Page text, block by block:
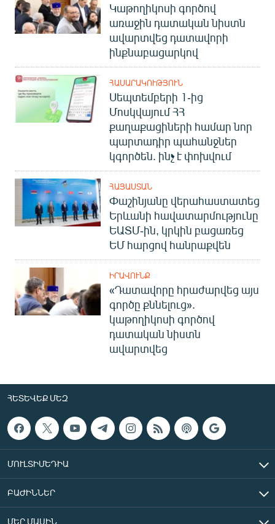
Կաթողիկոսի գործով
առաջին դատական նիստն
ավարտվեց դատավորի
ինքնաբացարկով
ՀԱՍԱՐԱԿՈՒԹՅՈՒՆ
Սեպտեմբերի 1-ից
Մոսկվայում ՀՀ
քաղաքացիների համար նոր
պարտադիր պահանջներ
կգործեն. ինչ է փոխվում
ՀԱՅԱՍՏԱՆ
Փաշինյանը վերահաստատեց
Երևանի հավատարմությունը
ԵԱՏՄ-ին, կրկին բացառեց
ԵՄ հարցով հանրաքվեն
ԻՐԱՎՈՒՆՔ
«Դատավորը հրաժարվեց այս
գործը քննելուց».
կաթողիկոսի գործով
դատական նիստն
ավարտվեց
ՀԵՏԵՎԵՔ ՄԵԶ
ՄՈՒԼՏԻՄԵԴԻԱ
ԲԱԺԻՆՆԵՐ
ՄԵՐ ՄԱՍԻՆ